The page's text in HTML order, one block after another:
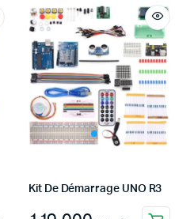
Kit De Démarrage UNO R3